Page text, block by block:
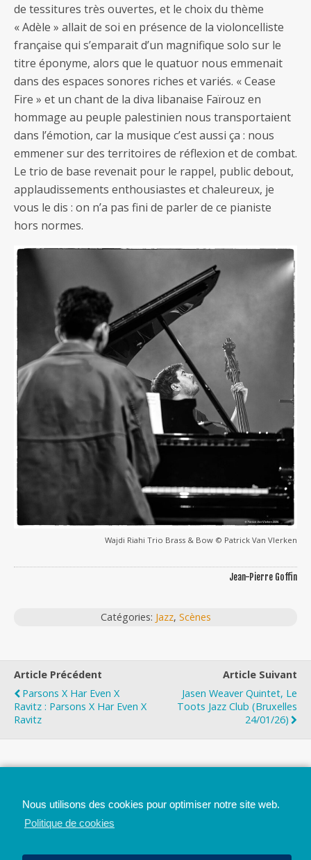
de tessitures très ouvertes, et le choix du thème
« Adèle » allait de soi en présence de la violoncelliste
française qui s’emparait d’un magnifique solo sur le
titre éponyme, alors que le quatuor nous emmenait
dans des espaces sonores riches et variés. « Cease
Fire » et un chant de la diva libanaise Faïrouz en
hommage au peuple palestinien nous transportaient
dans l’émotion, car la musique c’est aussi ça : nous
emmener sur des territoires de réflexion et de combat.
Le trio de base revenait pour le rappel, public debout,
applaudissements enthousiastes et chaleureux, je
vous le dis : on n’a pas fini de parler de ce pianiste
hors normes.
Wajdi Riahi Trio Brass & Bow © Patrick Van Vlerken
Jean-Pierre Goffin
Catégories: Jazz, Scènes
Article Précédent
Parsons X Har Even X
Ravitz : Parsons X Har Even X
Ravitz
Article Suivant
Jasen Weaver Quintet, Le
Toots Jazz Club (Bruxelles
24/01/26)
Nous utilisons des cookies pour optimiser notre site web.
Politique de cookies